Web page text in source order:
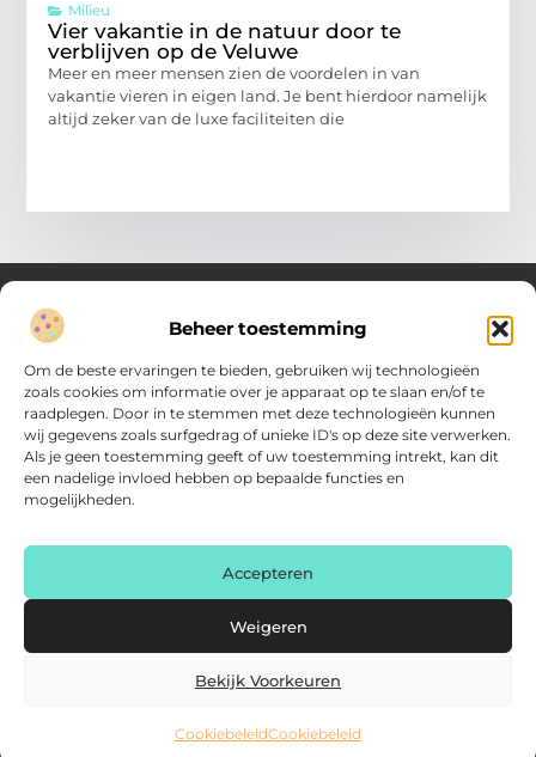
Beheer toestemming
Om de beste ervaringen te bieden, gebruiken wij technologieën
zoals cookies om informatie over je apparaat op te slaan en/of te
raadplegen. Door in te stemmen met deze technologieën kunnen
wij gegevens zoals surfgedrag of unieke ID's op deze site verwerken.
Als je geen toestemming geeft of uw toestemming intrekt, kan dit
een nadelige invloed hebben op bepaalde functies en
mogelijkheden.
Accepteren
Weigeren
Bekijk Voorkeuren
CookiebeleidCookiebeleid
Milieu
Vier vakantie in de natuur door te
verblijven op de Veluwe
Meer en meer mensen zien de voordelen in van
vakantie vieren in eigen land. Je bent hierdoor namelijk
altijd zeker van de luxe faciliteiten die
Inzicht en inspiratie voor jouw dagelijkse keuzes
Ontdek gevarieerde content vol praktische tips, doordachte
inzichten en vernieuwende ideeën. Alles wat je nodig hebt om
met meer overzicht.
@2025 www.verenigdezaken.nl. All Right Reserved.